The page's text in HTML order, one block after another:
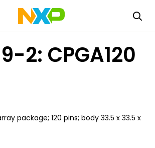
2: CPGA120
package; 120 pins; body 33.5 x 33.5 x